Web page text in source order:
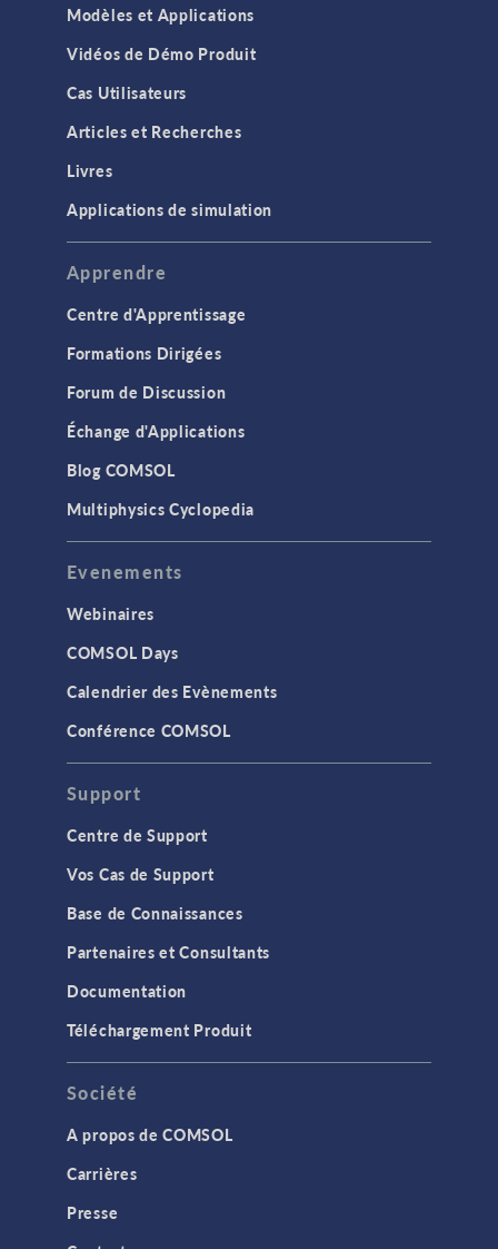
Modèles et Applications
Vidéos de Démo Produit
Cas Utilisateurs
Articles et Recherches
Livres
Applications de simulation
Apprendre
Centre d'Apprentissage
Formations Dirigées
Forum de Discussion
Échange d'Applications
Blog COMSOL
Multiphysics Cyclopedia
Evenements
Webinaires
COMSOL Days
Calendrier des Evènements
Conférence COMSOL
Support
Centre de Support
Vos Cas de Support
Base de Connaissances
Partenaires et Consultants
Documentation
Téléchargement Produit
Société
A propos de COMSOL
Carrières
Presse